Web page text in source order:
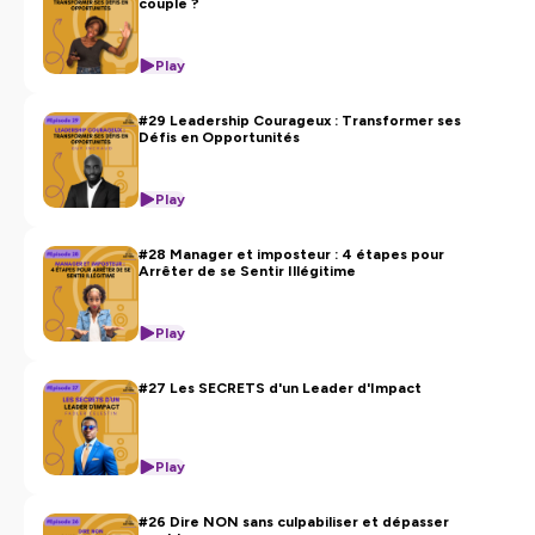
(3) TIME FOR ACTION Sarrah Froidefond - YouTube
#confianceensoi
#regarddesautres #developpementpersonnel
Hébergé par Ausha. Visitez
confidentialite
couple ?
Play
#29 Leadership Courageux : Transformer ses
Défis en Opportunités
Play
#28 Manager et imposteur : 4 étapes pour
Arrêter de se Sentir Illégitime
Play
#27 Les SECRETS d'un Leader d'Impact
Play
#26 Dire NON sans culpabiliser et dépasser